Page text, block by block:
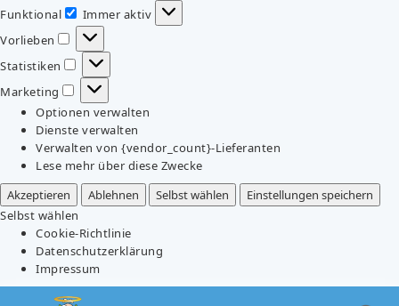
Funktional
Funktional
Immer aktiv
Vorlieben
Vorlieben
Statistiken
Statistiken
Marketing
Marketing
Optionen verwalten
Dienste verwalten
Verwalten von {vendor_count}-Lieferanten
Lese mehr über diese Zwecke
Akzeptieren
Ablehnen Selbst wählen
Einstellungen speichern
Selbst wählen
Cookie-Richtlinie
Datenschutzerklärung
Impressum